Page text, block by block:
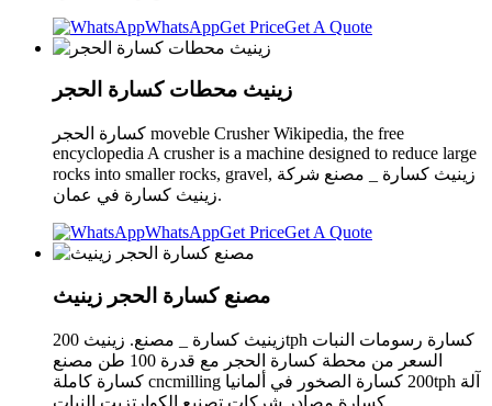
WhatsAppGet PriceGet A Quote
زينيث محطات كسارة الحجر
كسارة الحجر moveble Crusher Wikipedia, the free
encyclopedia A crusher is a machine designed to reduce large
rocks into smaller rocks, gravel, زينيث كسارة _ مصنع شركة
زينيث كسارة في عمان.
WhatsAppGet PriceGet A Quote
مصنع كسارة الحجر زينيث
زينيث كسارة _ مصنع. زينيث 200tph كسارة رسومات النبات
السعر من محطة كسارة الحجر مع قدرة 100 طن مصنع
كسارة كاملة cncmilling ‫كسارة الصخور في ألمانيا‬‎ 200tph آلة
كسارة مصادر شركات تصنيع الكوارتزيت النبات